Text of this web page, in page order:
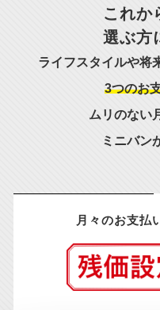
これか
選ぶ方
ライフスタイルや将
3つのお
ムリのない
ミニバン
月々のお支払